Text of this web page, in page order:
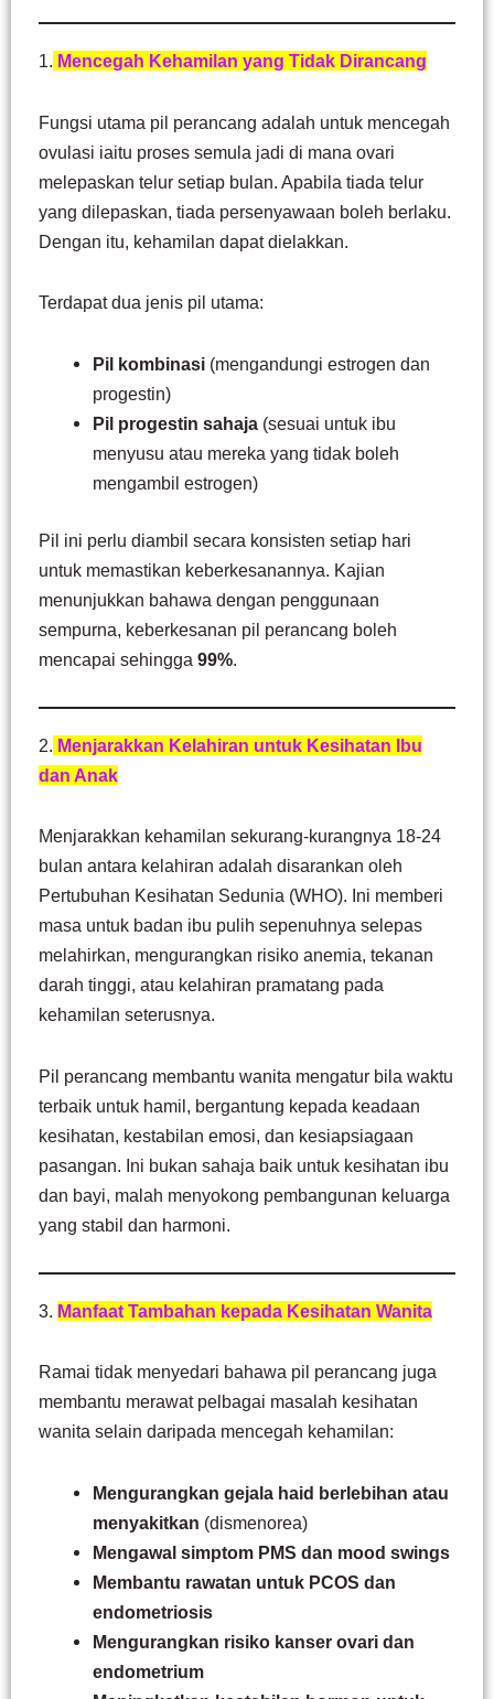
1. Mencegah Kehamilan yang Tidak Dirancang
Fungsi utama pil perancang adalah untuk mencegah
ovulasi iaitu proses semula jadi di mana ovari
melepaskan telur setiap bulan. Apabila tiada telur
yang dilepaskan, tiada persenyawaan boleh berlaku.
Dengan itu, kehamilan dapat dielakkan.
Terdapat dua jenis pil utama:
Pil kombinasi (mengandungi estrogen dan
progestin)
Pil progestin sahaja (sesuai untuk ibu
menyusu atau mereka yang tidak boleh
mengambil estrogen)
Pil ini perlu diambil secara konsisten setiap hari
untuk memastikan keberkesanannya. Kajian
menunjukkan bahawa dengan penggunaan
sempurna, keberkesanan pil perancang boleh
mencapai sehingga 99%.
2. Menjarakkan Kelahiran untuk Kesihatan Ibu
dan Anak
Menjarakkan kehamilan sekurang-kurangnya 18-24
bulan antara kelahiran adalah disarankan oleh
Pertubuhan Kesihatan Sedunia (WHO). Ini memberi
masa untuk badan ibu pulih sepenuhnya selepas
melahirkan, mengurangkan risiko anemia, tekanan
darah tinggi, atau kelahiran pramatang pada
kehamilan seterusnya.
Pil perancang membantu wanita mengatur bila waktu
terbaik untuk hamil, bergantung kepada keadaan
kesihatan, kestabilan emosi, dan kesiapsiagaan
pasangan. Ini bukan sahaja baik untuk kesihatan ibu
dan bayi, malah menyokong pembangunan keluarga
yang stabil dan harmoni.
3. Manfaat Tambahan kepada Kesihatan Wanita
Ramai tidak menyedari bahawa pil perancang juga
membantu merawat pelbagai masalah kesihatan
wanita selain daripada mencegah kehamilan:
Mengurangkan gejala haid berlebihan atau
menyakitkan (dismenorea)
Mengawal simptom PMS dan mood swings
Membantu rawatan untuk PCOS dan
endometriosis
Mengurangkan risiko kanser ovari dan
endometrium